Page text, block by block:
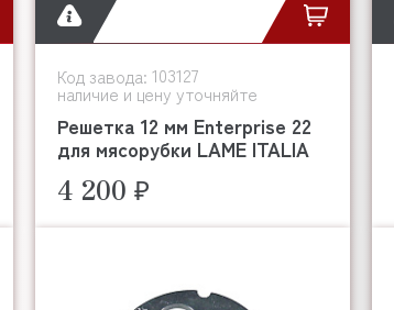
Код завода: 103127
наличие и цену уточняйте
Решетка 12 мм Enterprise 22
для мясорубки LAME ITALIA
4 200 ₽